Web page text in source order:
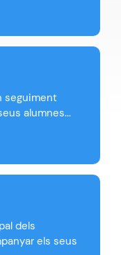
seguiment
alumnes...
dels
els seus